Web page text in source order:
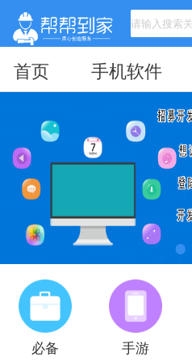
首页 手机软件
必备 手游